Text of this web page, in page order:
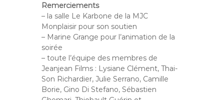
Remerciements
– la salle Le Karbone de la MJC
Monplaisir pour son soutien
– Marine Grange pour l’animation de la
soirée
– toute l’équipe des membres de
Jeanjean Films : Lysiane Clément, Thai-
Son Richardier, Julie Serrano, Camille
Borie, Gino Di Stefano, Sébastien